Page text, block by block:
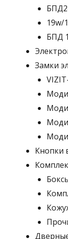
19w/
БПД
Замки
Кнопки